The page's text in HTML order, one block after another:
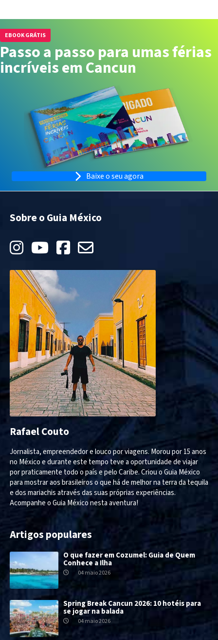
EBOOK GRÁTIS
Passo a passo para umas férias
incríveis em Cancun
Baixe o seu agora
Sobre o Guia México
Rafael Couto
Jornalista, empreendedor e louco por viagens. Morou por 15 anos
no México e durante este tempo teve a oportunidade de viajar
por praticamente todo o país e pelo Caribe. Criou o Guia México
para mostrar aos brasileiros o que há de melhor na terra da tequila
e dos mariachis através das suas próprias experiências.
Acompanhe o Guia México nesta aventura!
Artigos populares
O que fazer em Cozumel: Guia de Quem
Conhece a Ilha
04 maio 2026
Spring Break Cancun 2026: 10 hotéis para
se jogar na balada
04 maio 2026